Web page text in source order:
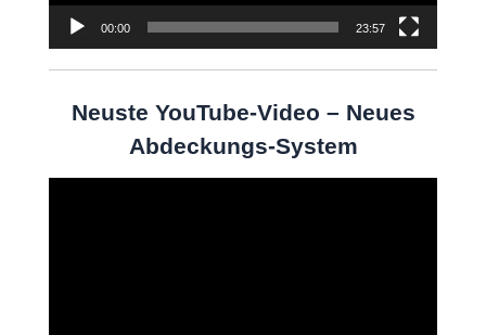
00:00 23:57
Neuste YouTube-Video – Neues
Abdeckungs-System